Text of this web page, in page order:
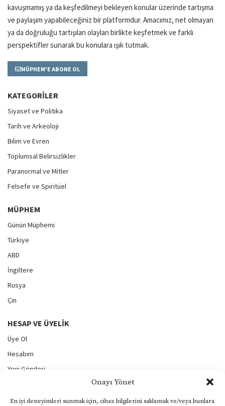
Onayı Yönet
En iyi deneyimleri sunmak için, cihaz bilgilerini saklamak ve/veya bunlara
kavuşmamış ya da keşfedilmeyi bekleyen konular üzerinde tartışma
ve paylaşım yapabileceğiniz bir platformdur. Amacımız, net olmayan
ya da doğruluğu tartışılan olayları birlikte keşfetmek ve farklı
perspektifler sunarak bu konulara ışık tutmak.
MÜPHEM'E ABONE OL
KATEGORILER
Siyaset ve Politika
Tarih ve Arkeoloji
Bilim ve Evren
Toplumsal Belirsizlikler
Paranormal ve Mitler
Felsefe ve Spiritüel
MÜPHEM
Günün Müphemi
Türkiye
ABD
İngiltere
Rusya
Çin
HESAP VE ÜYELIK
Üye Ol
Hesabım
Yeni Gönderi
Şifremi Unuttum